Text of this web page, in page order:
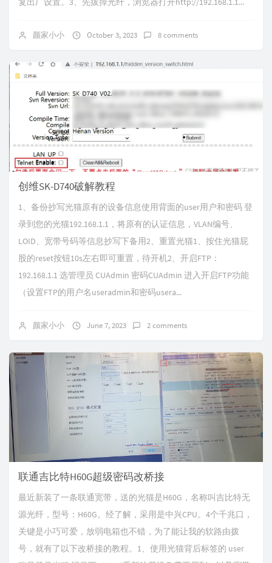
颜家小小 October 3, 2023 8 comments
创维SK-D740破解教程
1、备份抄写光猫原有的设备信息使用背面的user用户和密码 登
录到您的光猫192.168.1.1，将原有的认证信息，VLAN编号、
LOID、宽带号码等信息抄写下备用2、重置光猫1、按住光猫屁
股的reset按钮10s左右即可重置，待开机2、开启FTP：
192.168.1.1 选管理员 CUAdmin 密码CUAdmin 进入开启FTP功能
（设置FTP的用户名useradmin和密码usera...
颜家小小 June 7, 2023 2 comments
联通吉比特H60G超级密码改桥接
最近新装了一条联通宽带，送的光猫是H60G，名称叫吉比特无
源光纤，型号：H60G。经了解，采用是中兴CPU。4个千兆口，
关键是小巧可爱，放弱电箱也不错，为了能让我的软路由拨
号，就有了以下改桥接的教程。1、使用光猫背后标签的 user